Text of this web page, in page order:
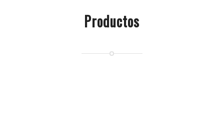
Productos